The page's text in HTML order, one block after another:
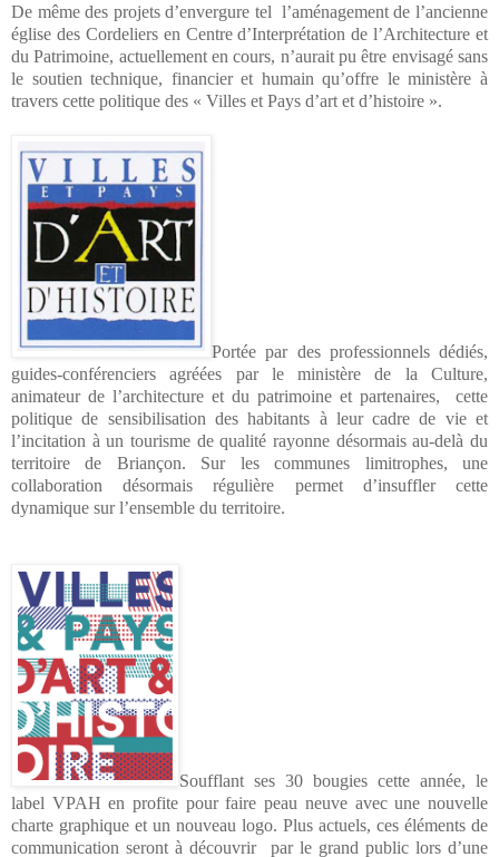
De même des projets d’envergure tel l’aménagement de l’ancienne
église des Cordeliers en Centre d’Interprétation de l’Architecture et
du Patrimoine, actuellement en cours, n’aurait pu être envisagé sans
le soutien technique, financier et humain qu’offre le ministère à
travers cette politique des « Villes et Pays d’art et d’histoire ».
Portée par des professionnels dédiés,
guides-conférenciers agréées par le ministère de la Culture,
animateur de l’architecture et du patrimoine et partenaires,
cette
politique de sensibilisation des habitants à leur cadre de vie et
l’incitation à un tourisme de qualité rayonne désormais au-delà du
territoire de Briançon. Sur les communes limitrophes, une
collaboration désormais régulière permet d’insuffler cette
dynamique sur l’ensemble du territoire.
Soufflant ses 30 bougies cette année, le
label VPAH en profite pour faire peau neuve avec une nouvelle
charte graphique et un nouveau logo. Plus actuels, ces éléments de
communication seront à découvrir
par le grand public lors d’une